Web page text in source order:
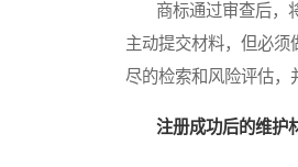
商标通过审查后，将
主动提交材料，但必须
尽的检索和风险评估，
注册成功后的维护